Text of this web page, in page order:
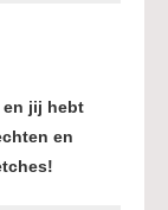
en jij hebt
en